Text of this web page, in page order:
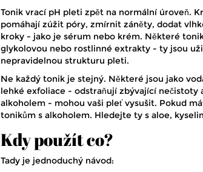
Tonik vrací pH pleti zpět na normální úroveň.
pomáhají zúžit póry, zmírnit záněty, dodat
kroky - jako je sérum nebo krém. Některé
glykolovou nebo rostlinné extrakty - ty jsou
nepravidelnou strukturu pleti.
Ne každý tonik je stejný. Některé jsou jako
lehké exfoliace - odstraňují zbývající nečistoty
alkoholem - mohou vaši pleť vysušit. Pokud
tonikům s alkoholem. Hledejte ty s aloe,
Kdy použít co?
Tady je jednoduchý návod: